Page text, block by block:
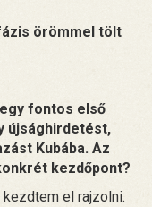
örömmel tölt
fontos első
újsághirdetést,
Kubába. Az
kezdőpont?
el rajzolni.